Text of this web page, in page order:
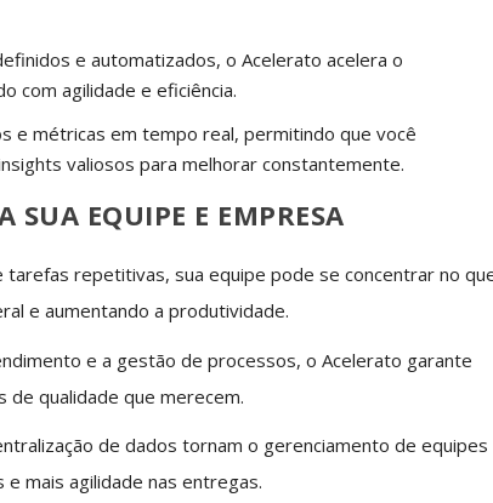
e automatizados, o Acelerato acelera o
com agilidade e eficiência.
e métricas em tempo real, permitindo que você
valiosos para melhorar constantemente.
SUA EQUIPE E EMPRESA
tarefas repetitivas, sua equipe pode se concentrar no
e aumentando a produtividade.
e a gestão de processos, o Acelerato garante
de qualidade que merecem.
de dados tornam o gerenciamento de equipes
mais agilidade nas entregas.